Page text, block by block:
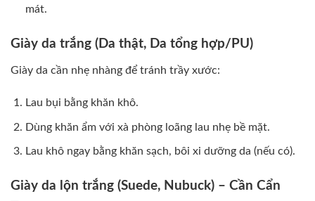
mát.
Giày da trắng (Da thật, Da tổng hợp/PU)
Giày da cần nhẹ nhàng để tránh trầy xước:
Lau bụi bằng khăn khô.
Dùng khăn ẩm với xà phòng loãng lau nhẹ bề mặt.
Lau khô ngay bằng khăn sạch, bôi xi dưỡng da (nếu có).
Giày da lộn trắng (Suede, Nubuck) – Cần Cẩn